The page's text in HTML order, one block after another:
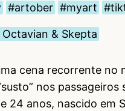
#artober #myart
& Skepta
cena recorrente no
nos
24 anos, nascido em